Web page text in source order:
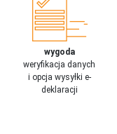
wygoda
weryfikacja danych
i opcja wysyłki e-
deklaracji